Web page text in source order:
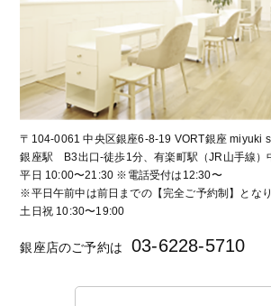
〒104-0061 中央区銀座6-8-19 VORT銀座 miyuki
銀座駅 B3出口-徒歩1分、有楽町駅（JR山手線）
平日 10:00〜21:30 ※電話受付は12:30〜
※平日午前中は前日までの【完全ご予約制】となり
土日祝 10:30〜19:00
銀座店のご予約は 03-6228-5710